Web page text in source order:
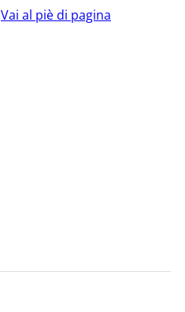
Vai al piè di pagina